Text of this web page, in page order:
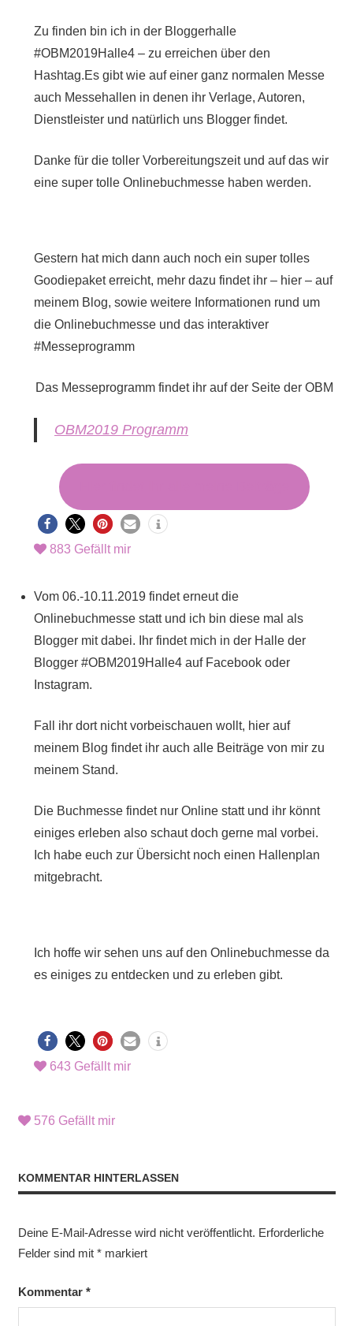
Zu finden bin ich in der Bloggerhalle
#OBM2019Halle4 – zu erreichen über den
Hashtag.Es gibt wie auf einer ganz normalen Messe
auch Messehallen in denen ihr Verlage, Autoren,
Dienstleister und natürlich uns Blogger findet.
Danke für die toller Vorbereitungszeit und auf das wir
eine super tolle Onlinebuchmesse haben werden.
Gestern hat mich dann auch noch ein super tolles
Goodiepaket erreicht, mehr dazu findet ihr – hier – auf
meinem Blog, sowie weitere Informationen rund um
die Onlinebuchmesse und das interaktiver
#Messeprogramm
Das Messeprogramm findet ihr auf der Seite der OBM
OBM2019 Programm
883 Gefällt mir
Vom 06.-10.11.2019 findet erneut die
Onlinebuchmesse statt und ich bin diese mal als
Blogger mit dabei. Ihr findet mich in der Halle der
Blogger #OBM2019Halle4 auf Facebook oder
Instagram.
Fall ihr dort nicht vorbeischauen wollt, hier auf
meinem Blog findet ihr auch alle Beiträge von mir zu
meinem Stand.
Die Buchmesse findet nur Online statt und ihr könnt
einiges erleben also schaut doch gerne mal vorbei.
Ich habe euch zur Übersicht noch einen Hallenplan
mitgebracht.
Ich hoffe wir sehen uns auf den Onlinebuchmesse da
es einiges zu entdecken und zu erleben gibt.
643 Gefällt mir
576 Gefällt mir
KOMMENTAR HINTERLASSEN
Deine E-Mail-Adresse wird nicht veröffentlicht. Erforderliche
Felder sind mit *markiert
Kommentar *